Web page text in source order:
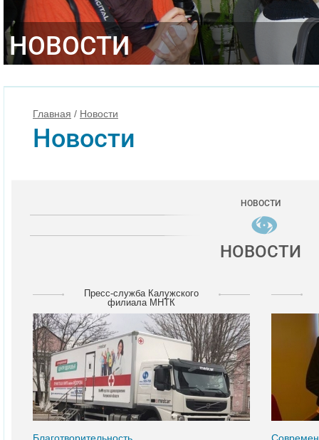
НОВОСТИ
Главная / Новости
Новости
НОВОСТИ
НОВОСТИ
Пресс-служба Калужского
филиала МНТК